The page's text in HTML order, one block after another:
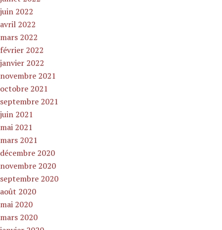
juin 2022
avril 2022
mars 2022
février 2022
janvier 2022
novembre 2021
octobre 2021
septembre 2021
juin 2021
mai 2021
mars 2021
décembre 2020
novembre 2020
septembre 2020
août 2020
mai 2020
mars 2020